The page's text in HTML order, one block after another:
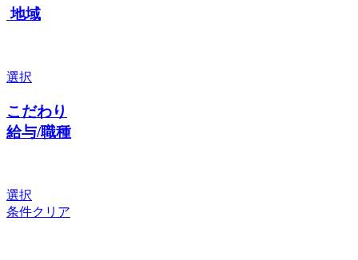
地域
選択
こだわり
給与/職種
選択
条件クリア